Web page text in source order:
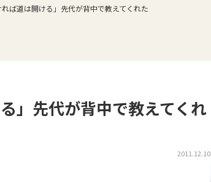
れば道は開ける」先代が背中で教えてくれた
」先代が背中で教えてくれ
2011.12.10